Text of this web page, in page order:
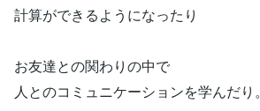
計算ができるようになったり
お友達との関わりの中で
人とのコミュニケーションを学んだり。